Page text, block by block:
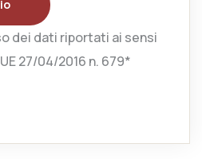
dei dati riportati ai sensi
27/04/2016 n. 679*